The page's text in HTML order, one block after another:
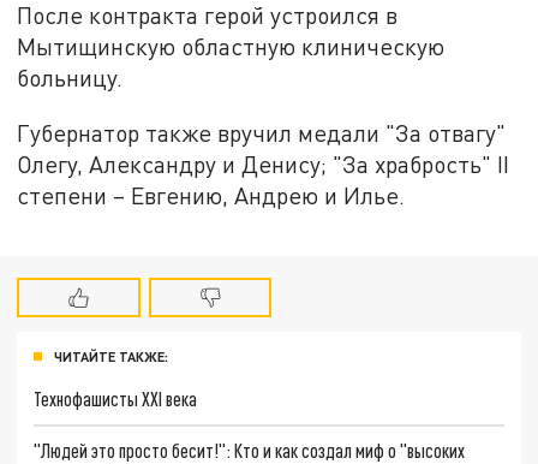
После контракта герой устроился в
Мытищинскую областную клиническую
больницу.
Губернатор также вручил медали "За отвагу"
Олегу, Александру и Денису; "За храбрость" II
степени – Евгению, Андрею и Илье.
ЧИТАЙТЕ ТАКЖЕ:
Технофашисты XXI века
"Людей это просто бесит!": Кто и как создал миф о "высоких